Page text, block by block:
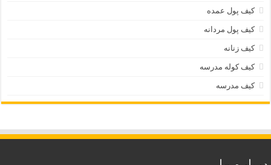
کیف پول عمده
کیف پول مردانه
کیف زنانه
کیف کوله مدرسه
کیف مدرسه